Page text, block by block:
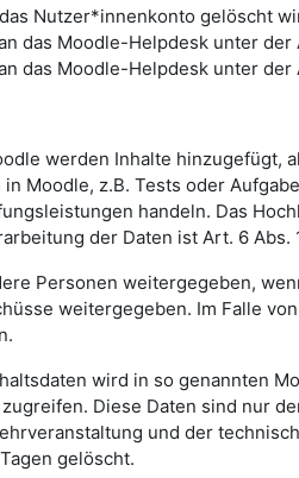
Nutzer*innenkonto gelöscht
das Moodle-Helpdesk unter der
das Moodle-Helpdesk unter der
werden Inhalte
Moodle, z.B. Tests oder
handeln. Das
der Daten ist Art. 6 Abs.
Personen weitergegeben,
weitergegeben. Im Falle
wird in so genannten
Diese Daten sind nur
und der
gelöscht.